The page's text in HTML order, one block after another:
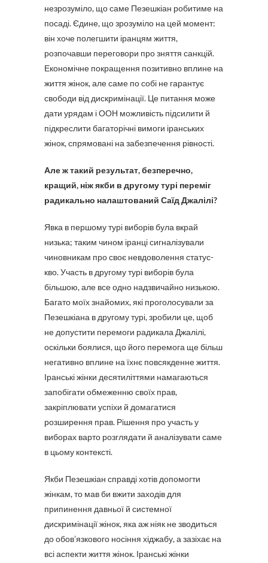
незрозуміло, що саме Пезешкіан робитиме на
посаді. Єдине, що зрозуміло на цей момент:
він хоче полегшити іранцям життя,
розпочавши переговори про зняття санкцій.
Економічне покращення позитивно вплине на
життя жінок, але саме по собі не гарантує
свободи від дискримінації. Це питання може
дати урядам і ООН можливість підсилити й
підкреслити багаторічні вимоги іранських
жінок, спрямовані на забезпечення рівності.
Але ж такий результат, безперечно,
кращий, ніж якби в другому турі переміг
радикально налаштований Саїд Джалілі?
Явка в першому турі виборів була вкрай
низька; таким чином іранці сигналізували
чиновникам про своє невдоволення статус-
кво. Участь в другому турі виборів була
більшою, але все одно надзвичайно низькою.
Багато моїх знайомих, які проголосували за
Пезешкіана в другому турі, зробили це, щоб
не допустити перемоги радикала Джалілі,
оскільки боялися, що його перемога ще більш
негативно вплине на їхнє повсякденне життя.
Іранські жінки десятиліттями намагаються
запобігати обмеженню своїх прав,
закріплювати успіхи й домагатися
розширення прав. Рішення про участь у
виборах варто розглядати й аналізувати саме
в цьому контексті.
Якби Пезешкіан справді хотів допомогти
жінкам, то мав би вжити заходів для
припинення давньої й системної
дискримінації жінок, яка аж ніяк не зводиться
до обов’язкового носіння хіджабу, а зазіхає на
всі аспекти життя жінок. Іранські жінки